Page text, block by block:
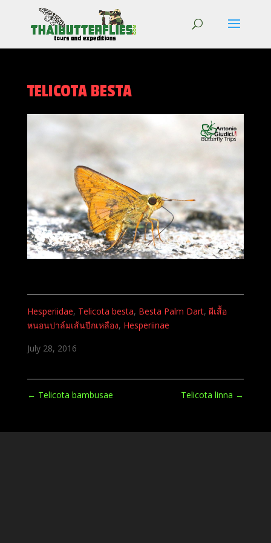
TELICOTA BESTA
Hesperiidae, Telicota besta, Besta Palm Dart, ผีเสื้อ
หนอนปาล์มเส้นปีกเหลือง, Hesperiinae
July 28, 2016
← Telicota bambusae Telicota linna →